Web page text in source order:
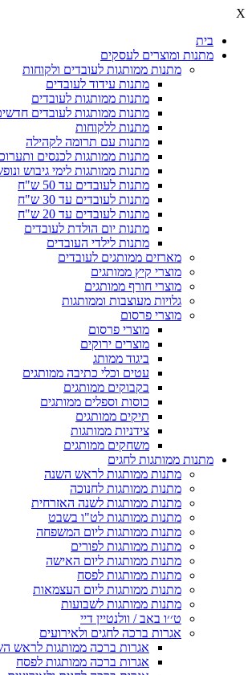
X
בית
מתנות ומוצרים לעסקים
מתנות ממותגות לעובדים ולקוחות
מתנות עידוד לעובדים
מתנות ממותגות לעובדים
מתנות ממותגות לעובדים
מתנות ללקוחות
מתנות עם תרומה לקהילה
מתנות ממותגות לכנסים
מתנות ממותגות לימי גיבוש
מתנות לעובדים עד 50 ש"ח
מתנות לעובדים עד 30 ש"ח
מתנות לעובדים עד 20 ש"ח
מתנות יום הולדת לעובדים
מתנות לילדי העובדים
מארזים ממותגים לעובדים
מוצרי קיץ ממותגים
מוצרי חורף ממותגים
גלויות מעוצבות וממותגות
מוצרי פרסום
מוצרי פרסום
מוצרים ירוקים
ביגוד ממותג
עטים וכלי כתיבה ממותגים
בקבוקים ממותגים
כוסות וספלים ממותגים
תיקים ממותגים
צידניות ממותגות
משחקים ממותגים
מתנות ממותגות לחגים
מתנות ממותגות לראש השנה
מתנות ממותגות לחנוכה
מתנות ממותגות לשנה האזרחית
מתנות ממותגות לט"ו בשבט
מתנות ממותגות ליום המשפחה
מתנות ממותגות לפורים
מתנות ממותגות ליום האישה
מתנות ממותגות לפסח
מתנות ממותגות ליום העצמאות
מתנות ממותגות לשבועות
ט׳׳ו באב / וולנטיין דיי
אגרות ברכה לחגים ולאירועים
אגרות ברכה ממותגות לראש
אגרות ברכה ממותגות לפסח